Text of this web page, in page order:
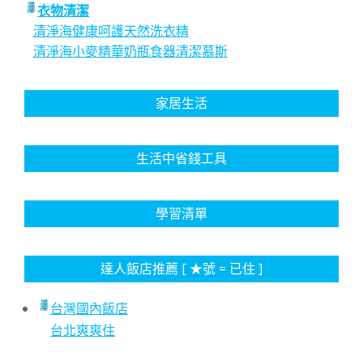
衣物清潔
清淨海健康呵護天然洗衣精
清淨海小麥精華奶瓶食器清潔慕斯
家居生活
生活中省錢工具
學習清單
達人飯店推薦 [ ★號 = 已住 ]
台灣國內飯店
台北爽爽住